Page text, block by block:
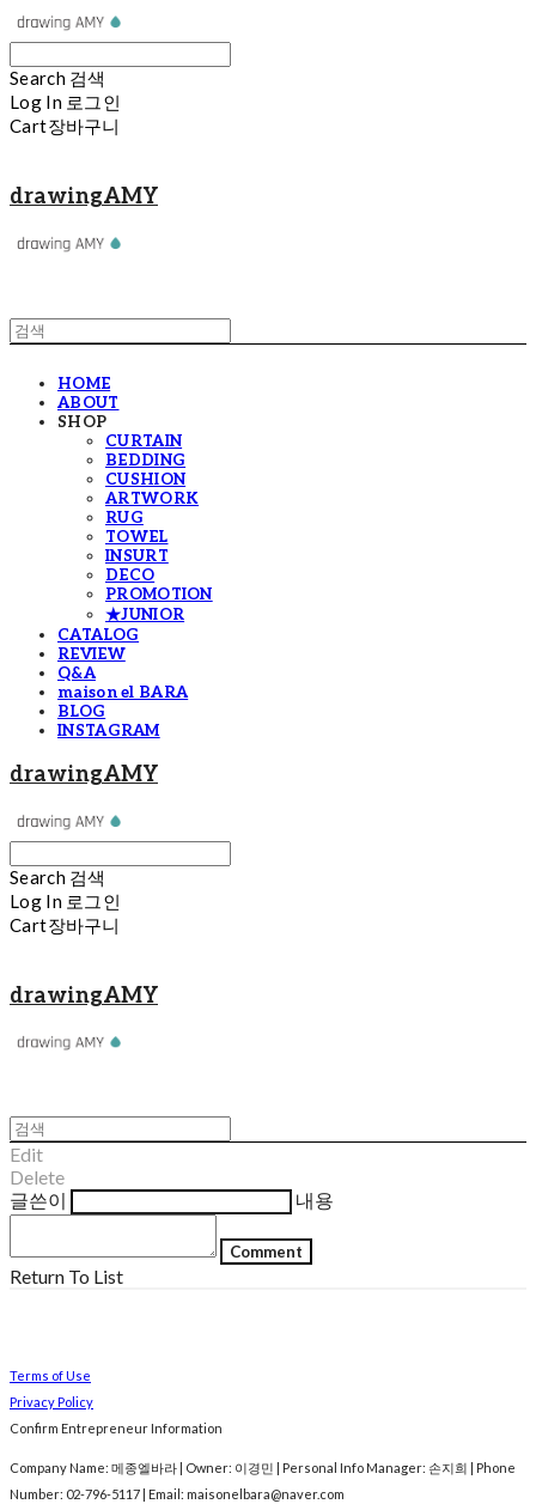
Search 검색
Log In 로그인
Cart장바구니
drawingAMY
HOME
ABOUT
SHOP
CURTAIN
BEDDING
CUSHION
ARTWORK
RUG
TOWEL
INSURT
DECO
PROMOTION
★JUNIOR
CATALOG
REVIEW
Q&A
maison el BARA
BLOG
INSTAGRAM
drawingAMY
Search 검색
Log In 로그인
Cart장바구니
drawingAMY
Edit
Delete
글쓴이
내용
Comment
Return To List
Terms of Use
Privacy Policy
Confirm Entrepreneur Information
Company Name: 메종엘바라 | Owner: 이경민 | Personal Info Manager: 손지희 | Phone
Number: 02-796-5117 | Email: maisonelbara@naver.com